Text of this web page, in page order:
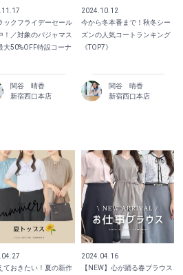
ックフライデーセール
！／対象のパジャマス
大50%OFF特設コーナ
関谷 晴香
新宿西口本店
2024.10.12
今から冬本番まで！秋冬シー
ズンの人気コートランキング
《TOP7》
関谷 晴香
新宿西口本店
ておきたい！夏の新作
2024.04.16
【NEW】心が踊る春ブラウス